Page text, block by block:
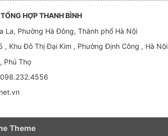
HỢP THANH BÌNH
La, Phường Hà Đông, Thành phố Hà Nội
, Khu Đô Thị Đại Kim , Phường Định Công , Hà Nội
Phú Thọ
Theme